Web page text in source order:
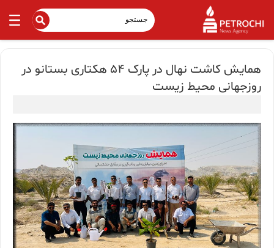
همایش کاشت نهال در پارک 54 هکتاری بستانو در
روزجهانی محیط زیست